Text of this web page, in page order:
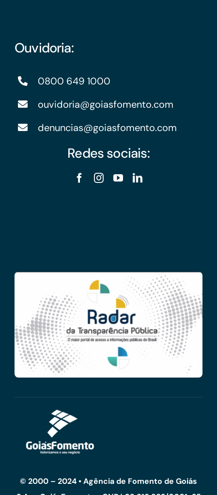
Ouvidoria:
0800 649 1000
ouvidoria@goiasfomento.com
denuncias@goiasfomento.com
Redes sociais:
© 2000 – 2024 • Agência de Fomento de Goiás